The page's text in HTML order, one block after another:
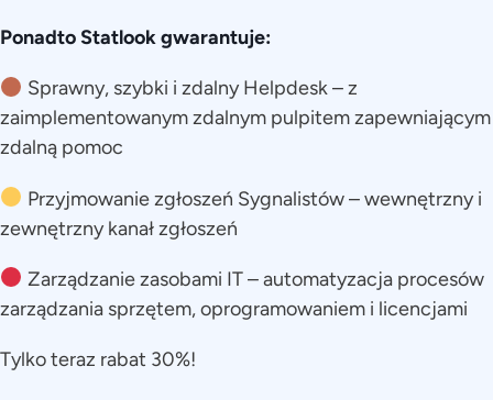
Ponadto Statlook gwarantuje:
Sprawny, szybki i zdalny Helpdesk – z
zaimplementowanym zdalnym pulpitem zapewniającym
zdalną pomoc
Przyjmowanie zgłoszeń Sygnalistów – wewnętrzny i
zewnętrzny kanał zgłoszeń
Zarządzanie zasobami IT – automatyzacja procesów
zarządzania sprzętem, oprogramowaniem i licencjami
Tylko teraz rabat 30%!